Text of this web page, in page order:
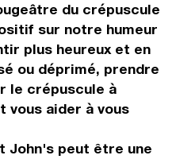
du crépuscule
sur notre humeur
plus heureux et en
ou déprimé, prendre
le crépuscule à
vous aider à vous
John's peut être une